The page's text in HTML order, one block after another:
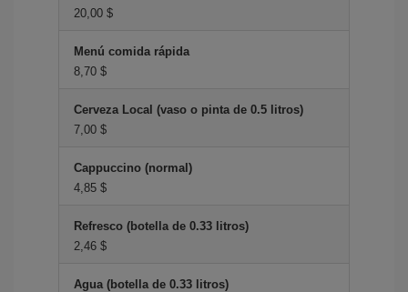
20,00 $
Menú comida rápida
8,70 $
Cerveza Local (vaso o pinta de 0.5 litros)
7,00 $
Cappuccino (normal)
4,85 $
Refresco (botella de 0.33 litros)
2,46 $
Agua (botella de 0.33 litros)